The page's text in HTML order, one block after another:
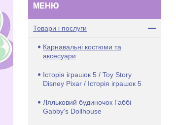
Товари і послуги
Карнавальні костюми та
аксесуари
Історія іграшок 5 / Toy Story
Disney Pixar / Історія іграшок 5
Ляльковий будиночок Габбі
Gabby's Dollhouse